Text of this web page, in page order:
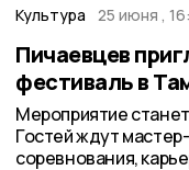
Культура 25 июня ,
Пичаевцев
фестиваль в
Мероприятие
Гостей ждут
соревнования,